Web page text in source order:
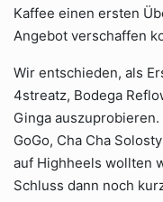
Kaffee einen ersten
Angebot verschaffen
Wir entschieden, als
4streatz, Bodega
Ginga
GoGo, Cha Cha
auf Highheels wollten
Schluss dann noch